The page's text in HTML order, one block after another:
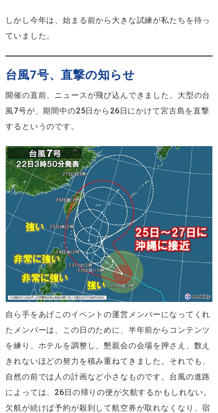
しかし今年は、始まる前から大きな試練が私たちを待っ
ていました。
台風7号、直撃の知らせ
開催の直前、ニュースが飛び込んできました。大型の台
風7号が、期間中の25日から26日にかけて宮古島を直撃
するというのです。
自ら手をあげこのイベントの運営メンバーになってくれ
たメンバーは、この日のために、半年前からコンテンツ
を練り、ホテルを調整し、懇親会の会場を押さえ、数え
きれないほどの努力を積み重ねてきました。それでも、
自然の前では人の計画など小さなものです。台風の進路
によっては、26日の帰りの便が欠航するかもしれない。
欠航が続けば予約が殺到して航空券が取れなくなり、宿